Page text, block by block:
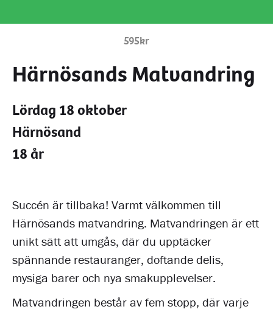
595kr
Härnösands Matvandring
Lördag 18 oktober
Härnösand
18 år
Succén är tillbaka! Varmt välkommen till
Härnösands matvandring. Matvandringen är ett
unikt sätt att umgås, där du upptäcker
spännande restauranger, doftande delis,
mysiga barer och nya smakupplevelser.
Matvandringen består av fem stopp, där varje